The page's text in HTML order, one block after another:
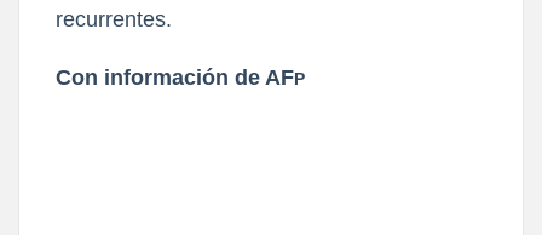
recurrentes.
Con información de AFP